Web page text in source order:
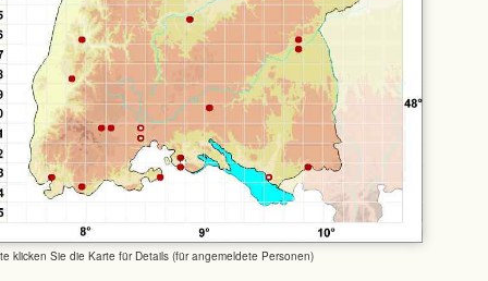
klicken Sie die Karte für Details (für angemeldete Personen)